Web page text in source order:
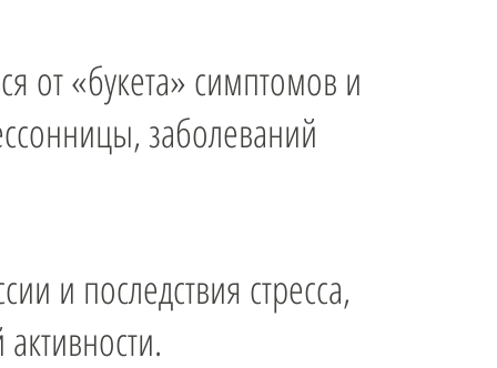
от «букета» симптомов и
заболеваний
и последствия стресса,